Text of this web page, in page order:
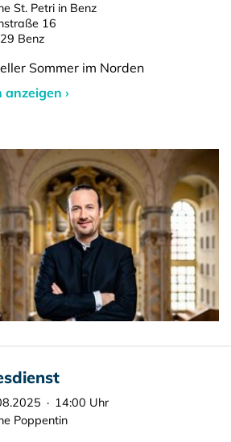
St. Petri in Benz
16
Benz
Sommer im Norden
anzeigen ›
· 14:00 Uhr
Poppentin